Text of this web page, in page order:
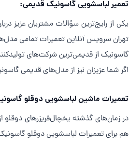
تعمیر لباسشویی گاسونیک قدیمی:
یکی از رایج‌ترین سؤالات مشتریان عزیز
تهران سرویس آنلاین تعمیرات تمامی
گاسونیک از قدیمی‌ترین شرکت‌های
اگر شما عزیزان نیز از مدل‌های قدیمی
تعمیرات ماشین لباسشویی دوقلو
در زمان‌های گذشته یخچال‌فریزرهای دوقلو
هم برای تعمیرات لباسشویی دوقلو